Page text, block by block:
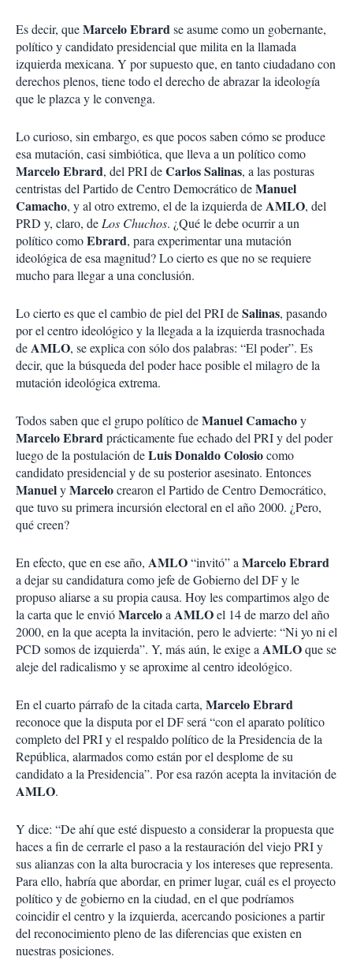
Es decir, queMarcelo Ebrardse asume como un gobernante,
político y candidato presidencial que milita en la llamada
izquierda mexicana. Y por supuesto que, en tanto ciudadano con
derechos plenos, tiene todo el derecho de abrazar la ideología
que le plazca y le convenga.
Lo curioso, sin embargo, es que pocos saben cómo se produce
esa mutación, casi simbiótica, que lleva a un político como
Marcelo Ebrard, del PRI deCarlos Salinas, a las posturas
centristas del Partido de Centro Democrático deManuel
Camacho, y al otro extremo, el de la izquierda deAMLO, del
PRD y, claro, de Los Chuchos. ¿Qué le debe ocurrir a un
político comoEbrard, para experimentar una mutación
ideológica de esa magnitud? Lo cierto es que no se requiere
mucho para llegar a una conclusión.
Lo cierto es que el cambio de piel del PRI deSalinas, pasando
por el centro ideológico y la llegada a la izquierda trasnochada
deAMLO, se explica con sólo dos palabras: “El poder”. Es
decir, que la búsqueda del poder hace posible el milagro de la
mutación ideológica extrema.
Todos saben que el grupo político deManuel Camachoy
Marcelo Ebrardprácticamente fue echado del PRI y del poder
luego de la postulación deLuis Donaldo Colosiocomo
candidato presidencial y de su posterior asesinato. Entonces
ManuelyMarcelocrearon el Partido de Centro Democrático,
que tuvo su primera incursión electoral en el año 2000. ¿Pero,
qué creen?
En efecto, que en ese año, AMLO“invitó” a Marcelo Ebrard
a dejar su candidatura como jefe de Gobierno del DF y le
propuso aliarse a su propia causa. Hoy les compartimos algo de
la carta que le envióMarceloa AMLOel 14 de marzo del año
2000, en la que acepta la invitación, pero le advierte: “Ni yo ni el
PCD somos de izquierda”. Y, más aún, le exige a AMLOque se
aleje del radicalismo y se aproxime al centro ideológico.
En el cuarto párrafo de la citada carta, Marcelo Ebrard
reconoce que la disputa por el DF será “con el aparato político
completo del PRI y el respaldo político de la Presidencia de la
República, alarmados como están por el desplome de su
candidato a la Presidencia”. Por esa razón acepta la invitación de
AMLO.
Y dice: “De ahí que esté dispuesto a considerar la propuesta que
haces a fin de cerrarle el paso a la restauración del viejo PRI y
sus alianzas con la alta burocracia y los intereses que representa.
Para ello, habría que abordar, en primer lugar, cuál es el proyecto
político y de gobierno en la ciudad, en el que podríamos
coincidir el centro y la izquierda, acercando posiciones a partir
del reconocimiento pleno de las diferencias que existen en
nuestras posiciones.